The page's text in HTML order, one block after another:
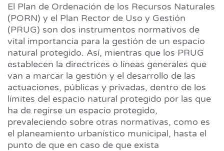
El Plan de Ordenación de los Recursos Naturales
(PORN) y el Plan Rector de Uso y Gestión
(PRUG) son dos instrumentos normativos de
vital importancia para la gestión de un espacio
natural protegido. Así, mientras que los PRUG
establecen la directrices o líneas generales que
van a marcar la gestión y el desarrollo de las
actuaciones, públicas y privadas, dentro de los
límites del espacio natural protegido por las que
ha de regirse un espacio protegido,
prevaleciendo sobre otras normativas, como es
el planeamiento urbanístico municipal, hasta el
punto de que en caso de que exista